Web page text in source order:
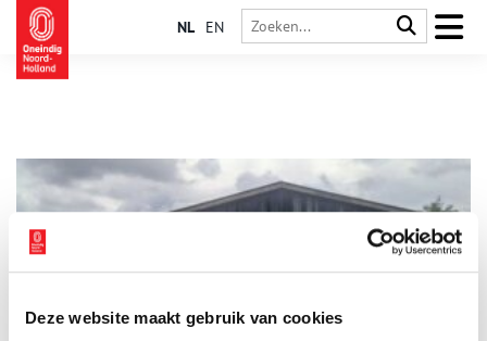
Deze website maakt gebruik van cookies
NL EN